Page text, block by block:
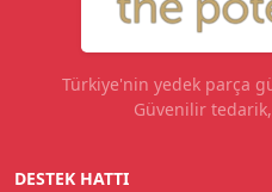
Türkiye'nin yedek parça
Güvenilir
DESTEK HATTI